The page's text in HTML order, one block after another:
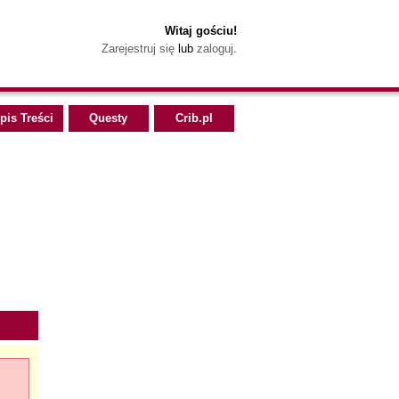
Witaj gościu!
Zarejestruj sięlub zaloguj.
Treści Questy Crib.pl